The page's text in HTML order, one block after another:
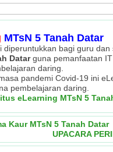
MTsN 5 Tanah Datar
diperuntukkan bagi guru dan
Datarguna pemanfaatan
daring.
pandemi Covid-19 ini
pembelajaran daring.
eLearning MTsN 5
Kaur MTsN 5 Tanah Datar
UPACARA